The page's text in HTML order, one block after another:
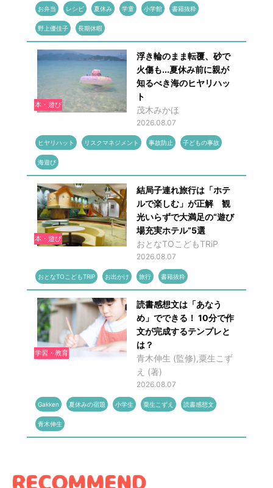
お弁当 レシピ 夏休み 学童 小学館 書籍抜粋
野上優佳子 長期休暇
本・遊び
浮き輪のまま転覆、砂で
火傷も...夏休み前に親が
知るべき海のヒヤリハッ
ト
茂木みかほ
2026.08.07
ヒヤリハット リスクマネジメント 事故防止 子どもの事故
海遊び
本・遊び
結局子連れ旅行は「ホテ
ルで楽しむ」が正解 観
光いらずで大満足の“遊び
場充実ホテル”5選
おとなTOこどもTRiP
2026.08.07
おとなTOこどもTRiP お出かけ 旅行 書籍抜粋
学習・教育
読書感想文は「あなう
め」でできる！ 10分で作
文が完成するテンプレと
は？
青木伸生 (監修),粟生こず
え (著)
2026.08.07
Gakken 夏休みの宿題 小学生 粟生こずえ 読書感想文
青木伸生